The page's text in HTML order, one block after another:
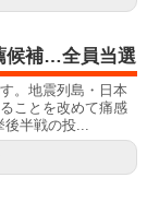
候補…全員当選
。地震列島・日本
ことを改めて痛感
半戦の投...